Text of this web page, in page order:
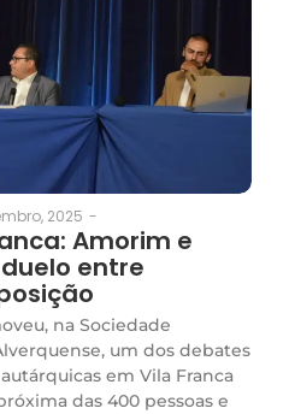
2025 -
Amorim e
entre
na Sociedade
um dos debates
em Vila Franca
das 400 pessoas e